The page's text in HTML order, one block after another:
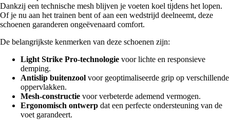
Dankzij een technische mesh blijven je voeten koel tijdens het lopen.
Of je nu aan het trainen bent of aan een wedstrijd deelneemt, deze
schoenen garanderen ongeëvenaard comfort.
De belangrijkste kenmerken van deze schoenen zijn:
Light Strike Pro-technologie voor lichte en responsieve
demping.
Antislip buitenzool voor geoptimaliseerde grip op verschillende
oppervlakken.
Mesh-constructie voor verbeterde ademend vermogen.
Ergonomisch ontwerp dat een perfecte ondersteuning van de
voet garandeert.